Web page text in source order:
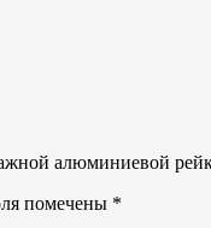
алюминиевой
помечены *